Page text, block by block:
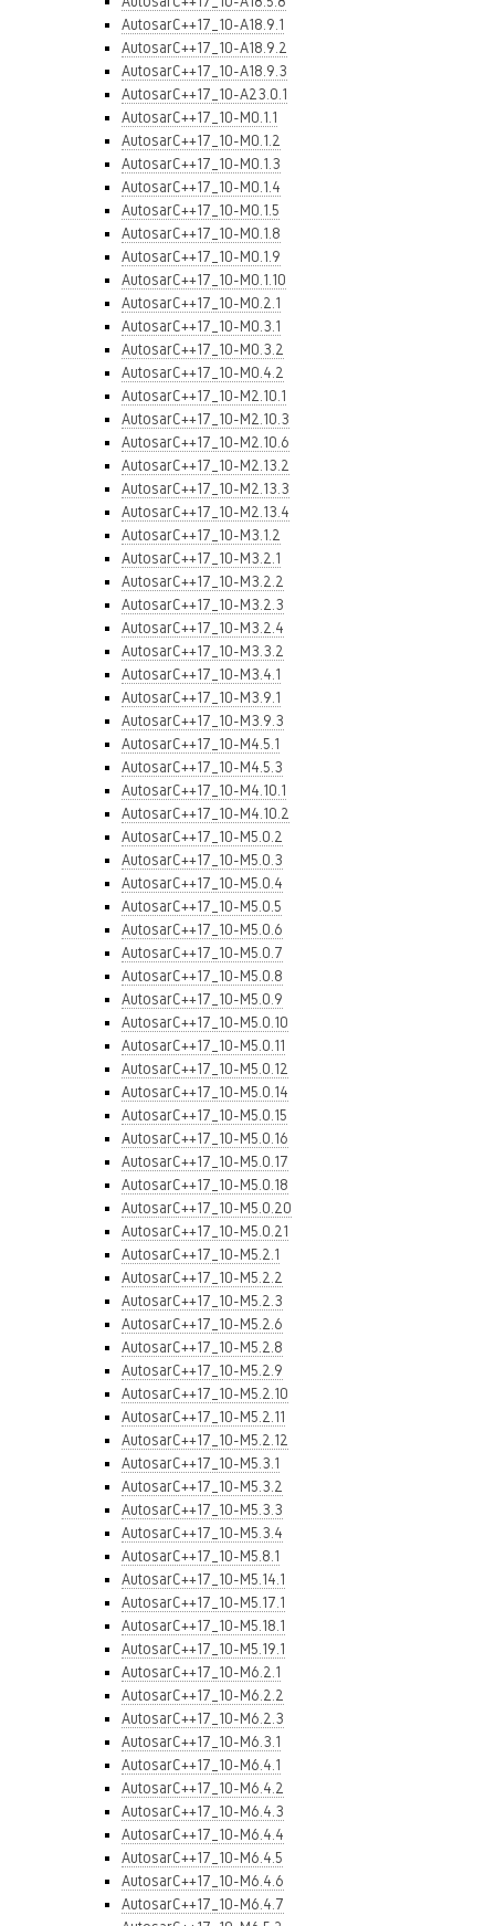
AutosarC++17_10-A18.9.1
AutosarC++17_10-A18.9.2
AutosarC++17_10-A18.9.3
AutosarC++17_10-A23.0.1
AutosarC++17_10-M0.1.1
AutosarC++17_10-M0.1.2
AutosarC++17_10-M0.1.3
AutosarC++17_10-M0.1.4
AutosarC++17_10-M0.1.5
AutosarC++17_10-M0.1.8
AutosarC++17_10-M0.1.9
AutosarC++17_10-M0.1.10
AutosarC++17_10-M0.2.1
AutosarC++17_10-M0.3.1
AutosarC++17_10-M0.3.2
AutosarC++17_10-M0.4.2
AutosarC++17_10-M2.10.1
AutosarC++17_10-M2.10.3
AutosarC++17_10-M2.10.6
AutosarC++17_10-M2.13.2
AutosarC++17_10-M2.13.3
AutosarC++17_10-M2.13.4
AutosarC++17_10-M3.1.2
AutosarC++17_10-M3.2.1
AutosarC++17_10-M3.2.2
AutosarC++17_10-M3.2.3
AutosarC++17_10-M3.2.4
AutosarC++17_10-M3.3.2
AutosarC++17_10-M3.4.1
AutosarC++17_10-M3.9.1
AutosarC++17_10-M3.9.3
AutosarC++17_10-M4.5.1
AutosarC++17_10-M4.5.3
AutosarC++17_10-M4.10.1
AutosarC++17_10-M4.10.2
AutosarC++17_10-M5.0.2
AutosarC++17_10-M5.0.3
AutosarC++17_10-M5.0.4
AutosarC++17_10-M5.0.5
AutosarC++17_10-M5.0.6
AutosarC++17_10-M5.0.7
AutosarC++17_10-M5.0.8
AutosarC++17_10-M5.0.9
AutosarC++17_10-M5.0.10
AutosarC++17_10-M5.0.11
AutosarC++17_10-M5.0.12
AutosarC++17_10-M5.0.14
AutosarC++17_10-M5.0.15
AutosarC++17_10-M5.0.16
AutosarC++17_10-M5.0.17
AutosarC++17_10-M5.0.18
AutosarC++17_10-M5.0.20
AutosarC++17_10-M5.0.21
AutosarC++17_10-M5.2.1
AutosarC++17_10-M5.2.2
AutosarC++17_10-M5.2.3
AutosarC++17_10-M5.2.6
AutosarC++17_10-M5.2.8
AutosarC++17_10-M5.2.9
AutosarC++17_10-M5.2.10
AutosarC++17_10-M5.2.11
AutosarC++17_10-M5.2.12
AutosarC++17_10-M5.3.1
AutosarC++17_10-M5.3.2
AutosarC++17_10-M5.3.3
AutosarC++17_10-M5.3.4
AutosarC++17_10-M5.8.1
AutosarC++17_10-M5.14.1
AutosarC++17_10-M5.17.1
AutosarC++17_10-M5.18.1
AutosarC++17_10-M5.19.1
AutosarC++17_10-M6.2.1
AutosarC++17_10-M6.2.2
AutosarC++17_10-M6.2.3
AutosarC++17_10-M6.3.1
AutosarC++17_10-M6.4.1
AutosarC++17_10-M6.4.2
AutosarC++17_10-M6.4.3
AutosarC++17_10-M6.4.4
AutosarC++17_10-M6.4.5
AutosarC++17_10-M6.4.6
AutosarC++17_10-M6.4.7